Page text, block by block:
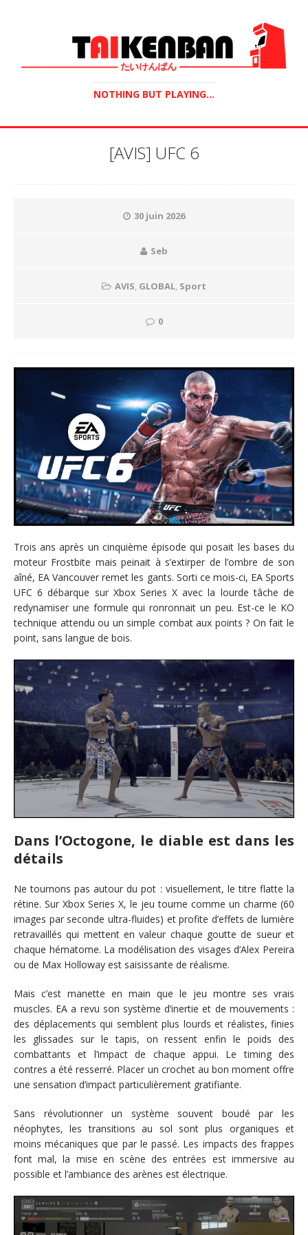
NOTHING BUT PLAYING...
[AVIS] UFC 6
30 juin 2026
Seb
AVIS, GLOBAL, Sport
0
Trois ans après un cinquième épisode qui posait les bases du
moteur Frostbite mais peinait à s’extirper de l’ombre de son
aîné, EA Vancouver remet les gants. Sorti ce mois-ci, EA Sports
UFC 6 débarque sur Xbox Series X avec la lourde tâche de
redynamiser une formule qui ronronnait un peu. Est-ce le KO
technique attendu ou un simple combat aux points ? On fait le
point, sans langue de bois.
Dans l’Octogone, le diable est dans les
détails
Ne tournons pas autour du pot : visuellement, le titre flatte la
rétine. Sur Xbox Series X, le jeu tourne comme un charme (60
images par seconde ultra-fluides) et profite d’effets de lumière
retravaillés qui mettent en valeur chaque goutte de sueur et
chaque hématome. La modélisation des visages d’Alex Pereira
ou de Max Holloway est saisissante de réalisme.
Mais c’est manette en main que le jeu montre ses vrais
muscles. EA a revu son système d’inertie et de mouvements :
des déplacements qui semblent plus lourds et réalistes, finies
les glissades sur le tapis, on ressent enfin le poids des
combattants et l’impact de chaque appui. Le timing des
contres a été resserré. Placer un crochet au bon moment offre
une sensation d’impact particulièrement gratifiante.
Sans révolutionner un système souvent boudé par les
néophytes, les transitions au sol sont plus organiques et
moins mécaniques que par le passé. Les impacts des frappes
font mal, la mise en scène des entrées est immersive au
possible et l’ambiance des arènes est électrique.